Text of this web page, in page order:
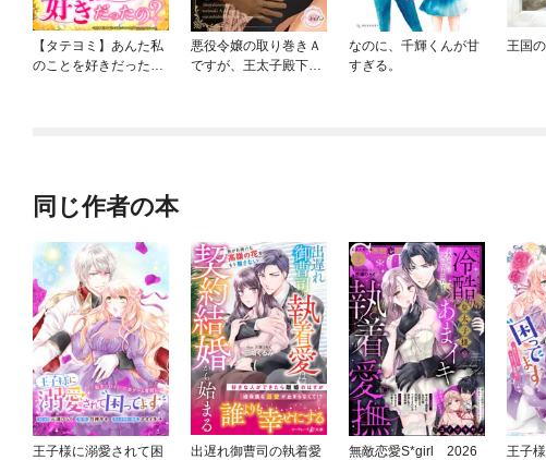
【タテヨミ】あんた私
のことを好きだった
悪役令嬢の取り巻きＡ
ですが、王太子殿下に
なのに、千輝くんが甘
すぎる。
王国
同じ作者の本
王子様に溺愛されて困
出遅れ御曹司の執着愛
無敵恋愛S*girl 2026
王子